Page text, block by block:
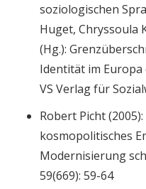
soziologischen
Huget, Chryssoula
(Hg.):
Identität im Europa
VS Verlag für
Robert Picht
kosmopolitisches
Modernisierung
59(669): 59-64